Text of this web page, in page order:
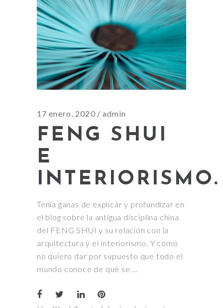
17 enero, 2020 admin
FENG SHUI
E
INTERIORISMO.
Tenía ganas de explicar y profundizar en
el blog sobre la antigua disciplina china
del FENG SHUI y su relación con la
arquitectura y el interiorismo. Y como
no quiero dar por supuesto que todo el
mundo conoce de qué se